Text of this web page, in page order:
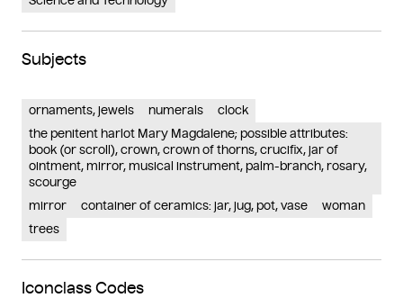
Subjects
ornaments, jewels numerals
clock
the penitent harlot Mary Magdalene; possible attributes:
book (or scroll), crown, crown of thorns, crucifix, jar of
ointment, mirror, musical instrument, palm-branch, rosary,
scourge
mirror
container of ceramics: jar, jug, pot, vase
woman
trees
Iconclass Codes